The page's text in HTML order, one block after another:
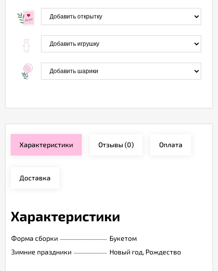
Характеристики Отзывы(0) Оплата
Доставка
Характеристики
Форма сборки
Букетом
Зимние праздники
Новый год, Рождество